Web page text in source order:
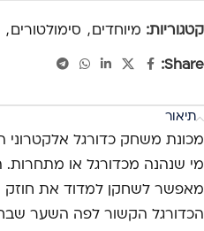
קטגוריות: מיוחדים, סימולטורים,
Share:
תיאור
מכונת משחק כדורגל
מי שנהנה מכדורגל או
מאפשר לשחקן למדוד את חוזק
הכדורגל הקשור לפה השער